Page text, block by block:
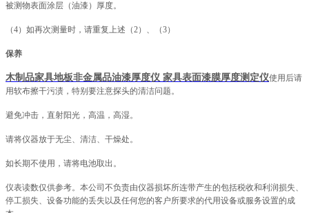
被测物表面涂层（油漆）厚度。
（4）如再次测量时，请重复上述（2）、（3）
保养
木制品家具地板非金属品油漆厚度仪 家具表面漆膜厚度测定仪使用后请
用软布擦干污渍，特别要注意探头的清洁问题。
避免冲击，直射阳光，高温，高湿。
请将仪器放于无尘、清洁、干燥处。
如长期不使用，请将电池取出。
仪表读数仅供参考。本公司不负责由仪器损坏所连带产生的包括税收和利润损失、
停工损失、设备功能的丢失以及任何您的客户所要求的代用设备或服务设置的成